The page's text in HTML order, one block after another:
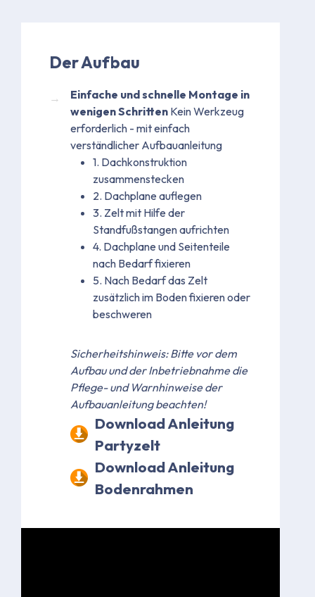
Der Aufbau
Einfache und schnelle Montage in
wenigen Schritten Kein Werkzeug
erforderlich - mit einfach
verständlicher Aufbauanleitung
1. Dachkonstruktion
zusammenstecken
2. Dachplane auflegen
3. Zelt mit Hilfe der
Standfußstangen aufrichten
4. Dachplane und Seitenteile
nach Bedarf fixieren
5. Nach Bedarf das Zelt
zusätzlich im Boden fixieren oder
beschweren
Sicherheitshinweis: Bitte vor dem
Aufbau und der Inbetriebnahme die
Pflege- und Warnhinweise der
Aufbauanleitung beachten!
Download Anleitung
Partyzelt
Download Anleitung
Bodenrahmen